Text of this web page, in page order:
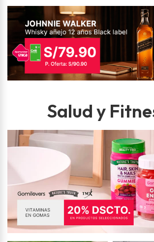
Salud y